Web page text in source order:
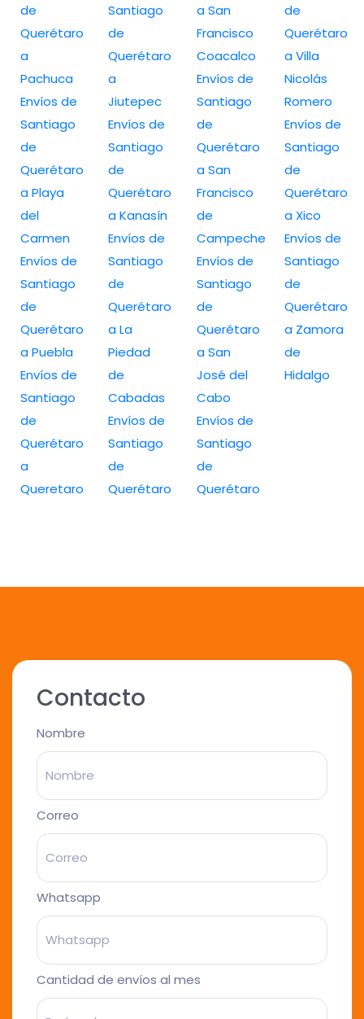
de
Querétaro
a
Pachuca
Envíos de
Santiago
de
Querétaro
a Playa
del
Carmen
Envíos de
Santiago
de
Querétaro
a Puebla
Envíos de
Santiago
de
Querétaro
a
Queretaro
Santiago
de
Querétaro
a
Jiutepec
Envíos de
Santiago
de
Querétaro
a Kanasín
Envíos de
Santiago
de
Querétaro
a La
Piedad
de
Cabadas
Envíos de
Santiago
de
Querétaro
a San
Francisco
Coacalco
Envíos de
Santiago
de
Querétaro
a San
Francisco
de
Campeche
Envíos de
Santiago
de
Querétaro
a San
José del
Cabo
Envíos de
Santiago
de
Querétaro
de
Querétaro
a Villa
Nicolás
Romero
Envíos de
Santiago
de
Querétaro
a Xico
Envíos de
Santiago
de
Querétaro
a Zamora
de
Hidalgo
Contacto
Nombre
Correo
Whatsapp
Cantidad de envíos al mes